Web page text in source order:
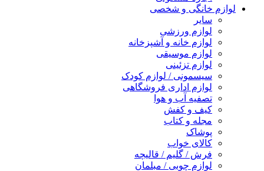
لوازم خانگی و شخصی
سایر
لوازم ورزشی
لوازم خانه و آشپزخانه
لوازم موسیقی
لوازم تزئینی
سیسمونی / لوازم کودک
لوازم اداری فروشگاهی
تصفیه آب و هوا
کیف و کفش
مجله و کتاب
پوشاک
کالای خواب
فرش / گلیم / قالیچه
لوازم چوبی / مبلمان